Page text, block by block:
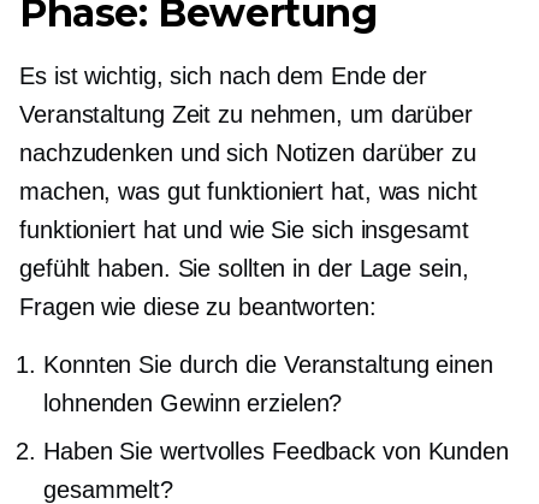
Phase: Bewertung
Es ist wichtig, sich nach dem Ende der
Veranstaltung Zeit zu nehmen, um darüber
nachzudenken und sich Notizen darüber zu
machen, was gut funktioniert hat, was nicht
funktioniert hat und wie Sie sich insgesamt
gefühlt haben. Sie sollten in der Lage sein,
Fragen wie diese zu beantworten:
Konnten Sie durch die Veranstaltung einen
lohnenden Gewinn erzielen?
Haben Sie wertvolles Feedback von Kunden
gesammelt?